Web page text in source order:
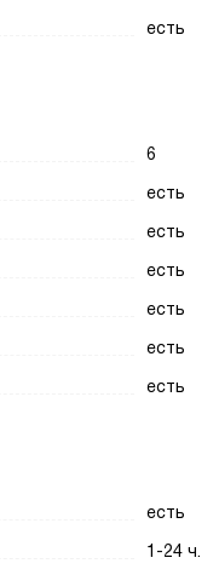
есть
6
есть
есть
есть
есть
есть
есть
есть
1-24 ч.